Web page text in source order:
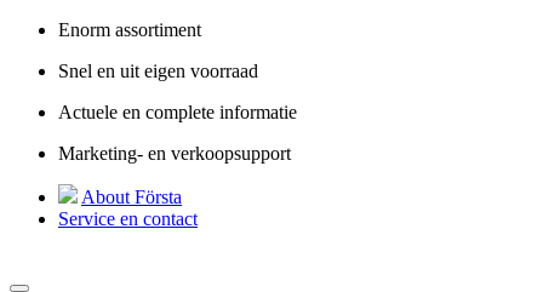
Enorm assortiment
Snel en uit eigen voorraad
Actuele en complete informatie
Marketing- en verkoopsupport
About Första
Service en contact